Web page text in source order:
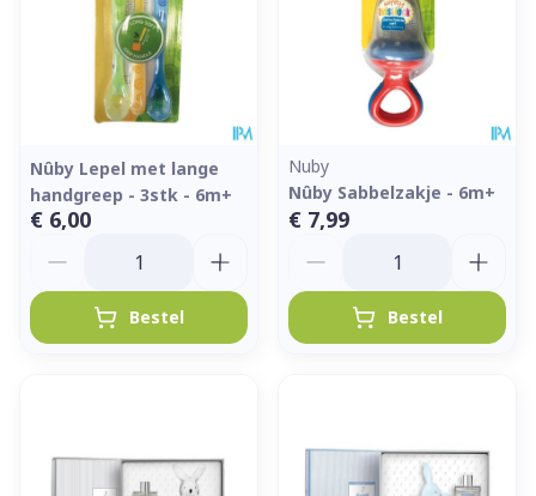
Nûby Lepel met lange
handgreep - 3stk - 6m+
€ 6,00
Bestel
Nuby
Nûby Sabbelzakje - 6m+
€ 7,99
Bestel